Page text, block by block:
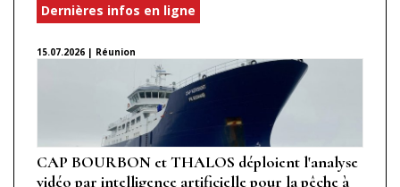
Dernières infos en ligne
15.07.2026 | Réunion
CAP BOURBON et THALOS déploient l'analyse
vidéo par intelligence artificielle pour la pêche à